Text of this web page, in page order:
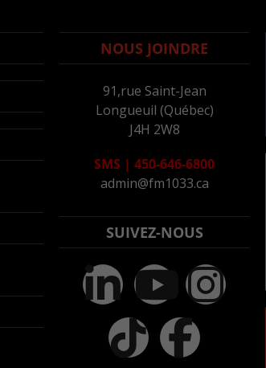
NOUS JOINDRE
91,rue Saint-Jean
Longueuil (Québec)
J4H 2W8
SMS | 450-646-6800
admin@fm1033.ca
SUIVEZ-NOUS